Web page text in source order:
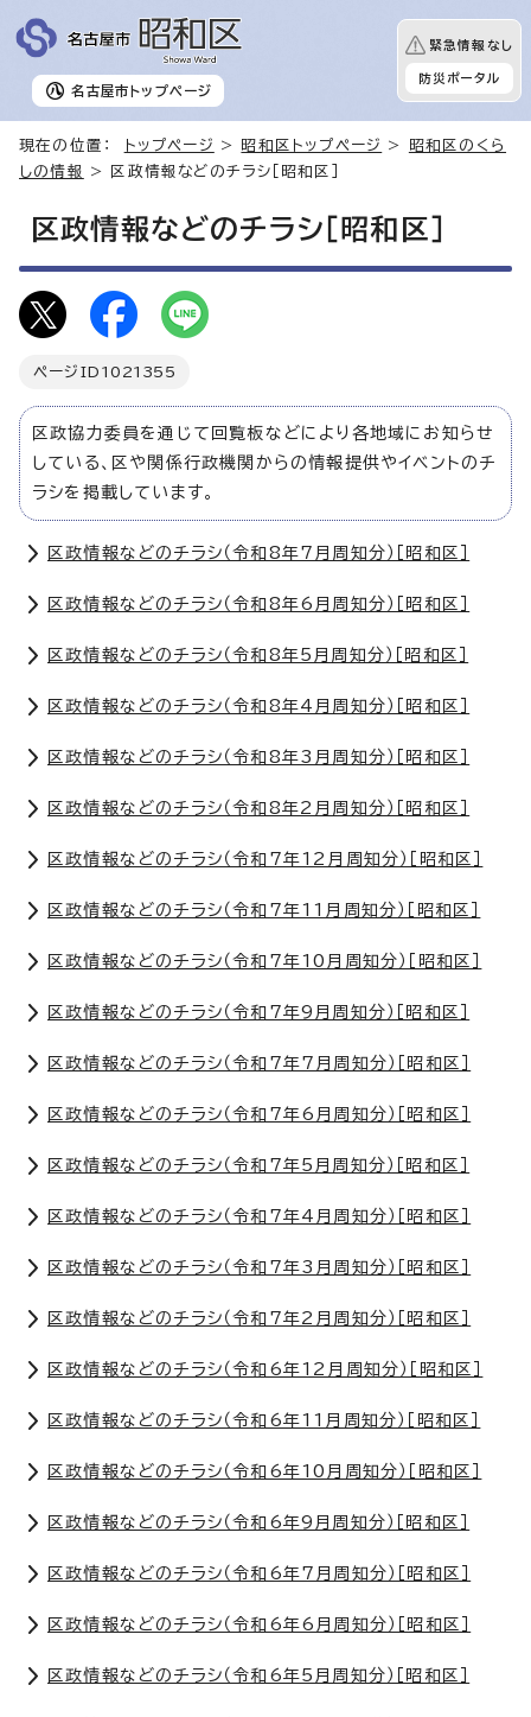
名古屋市 トップページ
緊急情報なし
防災ポータル
現在の位置： トップページ > 昭和区トップページ >
昭和区のくら
しの情報
> 区政情報などのチラシ［昭和区］
区政情報などのチラシ［昭和区］
ページID 1021355
区政協力委員を通じて回覧板などにより各地域にお知らせ
している、区や関係行政機関からの情報提供やイベントのチ
ラシを掲載しています。
区政情報などのチラシ（令和8年7月周知分）［昭和区］
区政情報などのチラシ（令和8年6月周知分）［昭和区］
区政情報などのチラシ（令和8年5月周知分）［昭和区］
区政情報などのチラシ（令和8年4月周知分）［昭和区］
区政情報などのチラシ（令和8年3月周知分）［昭和区］
区政情報などのチラシ（令和8年2月周知分）［昭和区］
区政情報などのチラシ（令和7年12月周知分）［昭和区］
区政情報などのチラシ（令和7年11月周知分）［昭和区］
区政情報などのチラシ（令和7年10月周知分）［昭和区］
区政情報などのチラシ（令和7年9月周知分）［昭和区］
区政情報などのチラシ（令和7年7月周知分）［昭和区］
区政情報などのチラシ（令和7年6月周知分）［昭和区］
区政情報などのチラシ（令和7年5月周知分）［昭和区］
区政情報などのチラシ（令和7年4月周知分）［昭和区］
区政情報などのチラシ（令和7年3月周知分）［昭和区］
区政情報などのチラシ（令和7年2月周知分）［昭和区］
区政情報などのチラシ（令和6年12月周知分）［昭和区］
区政情報などのチラシ（令和6年11月周知分）［昭和区］
区政情報などのチラシ（令和6年10月周知分）［昭和区］
区政情報などのチラシ（令和6年9月周知分）［昭和区］
区政情報などのチラシ（令和6年7月周知分）［昭和区］
区政情報などのチラシ（令和6年6月周知分）［昭和区］
区政情報などのチラシ（令和6年5月周知分）［昭和区］